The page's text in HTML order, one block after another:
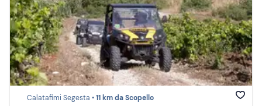
Calatafimi Segesta •11 km da Scopello